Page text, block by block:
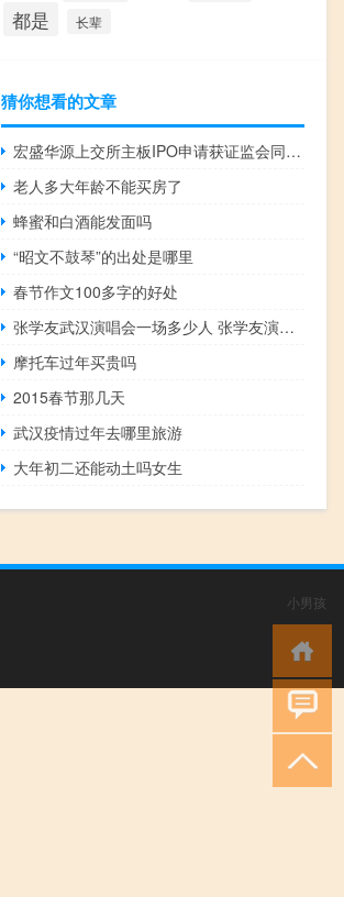
都是 长辈
猜你想看的文章
宏盛华源上交所主板IPO申请获证监会同意注册批复
老人多大年龄不能买房了
蜂蜜和白酒能发面吗
“昭文不鼓琴”的出处是哪里
春节作文100多字的好处
张学友武汉演唱会一场多少人 张学友演唱会高清版
摩托车过年买贵吗
2015春节那几天
武汉疫情过年去哪里旅游
大年初二还能动土吗女生
小男孩